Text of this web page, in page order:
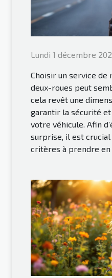
Lundi 1 décembre
Choisir un service
deux-roues peut
cela revêt une
garantir la sécurité
votre véhicule. Afin
surprise, il est
critères à prendre en